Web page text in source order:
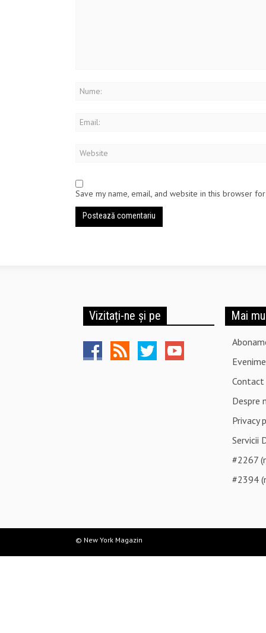
Save my name, email, and website in this browser
Vizitați-ne și pe Mai
Contact
Despre
Privacy
Servicii
#2267
#2394
© New York Magazin